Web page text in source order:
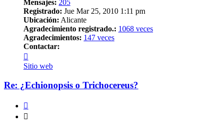
Mensajes: 205
Registrado: Jue Mar 25, 2010 1:11 pm
Ubicación: Alicante
Agradecimiento registrado.: 1068 veces
Agradecimientos: 147 veces
Contactar:
Maia
Sitio web
Re: ¿Echionopsis o Trichocereus?